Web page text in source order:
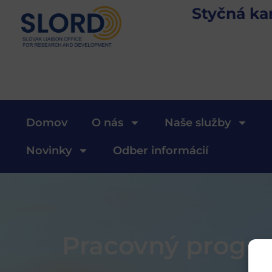
Styčná
Domov O nás Naše služby
Novinky Odber informácií
Pracovný